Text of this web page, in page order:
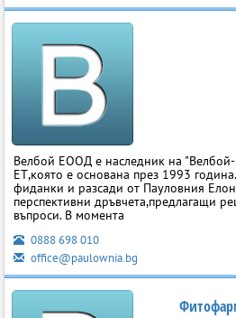
Велбой ЕООД е наследник на "Велбой-
ЕТ,която е основана през 1993
фиданки и разсади от Пауловния
перспективни дръвчета,предлагащи
въпроси. В момента
0888 698 010
office@paulownia.bg